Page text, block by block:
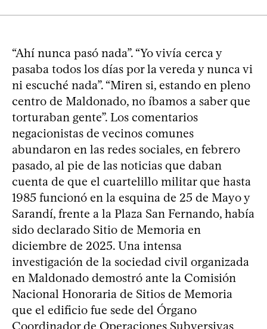
“Ahí nunca pasó nada”. “Yo vivía cerca y
pasaba todos los días por la vereda y nunca vi
ni escuché nada”. “Miren si, estando en pleno
centro de Maldonado, no íbamos a saber que
torturaban gente”. Los comentarios
negacionistas de vecinos comunes
abundaron en las redes sociales, en febrero
pasado, al pie de las noticias que daban
cuenta de que el cuartelillo militar que hasta
1985 funcionó en la esquina de 25 de Mayo y
Sarandí, frente a la Plaza San Fernando, había
sido declarado Sitio de Memoria en
diciembre de 2025. Una intensa
investigación de la sociedad civil organizada
en Maldonado demostró ante la Comisión
Nacional Honoraria de Sitios de Memoria
que el edificio fue sede del Órgano
Coordinador de Operaciones Subversivas